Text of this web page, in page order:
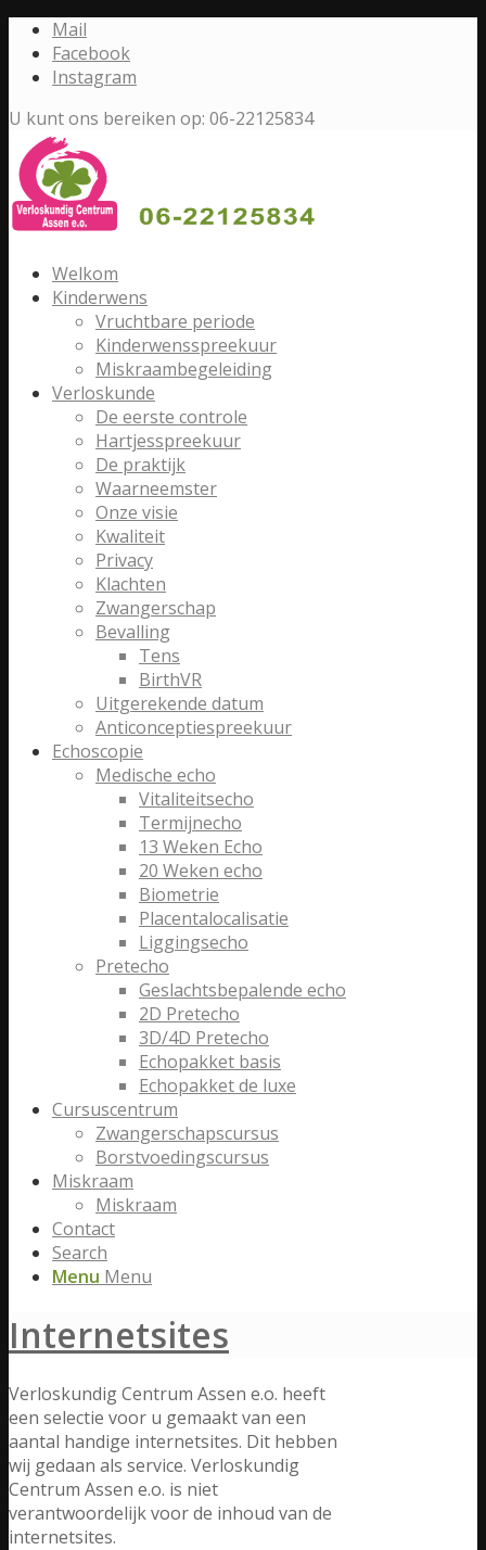
Mail
Facebook
Instagram
U kunt ons bereiken op: 06-22125834
Welkom
Kinderwens
Vruchtbare periode
Kinderwensspreekuur
Miskraambegeleiding
Verloskunde
De eerste controle
Hartjesspreekuur
De praktijk
Waarneemster
Onze visie
Kwaliteit
Privacy
Klachten
Zwangerschap
Bevalling
Tens
BirthVR
Uitgerekende datum
Anticonceptiespreekuur
Echoscopie
Medische echo
Vitaliteitsecho
Termijnecho
13 Weken Echo
20 Weken echo
Biometrie
Placentalocalisatie
Liggingsecho
Pretecho
Geslachtsbepalende echo
2D Pretecho
3D/4D Pretecho
Echopakket basis
Echopakket de luxe
Cursuscentrum
Zwangerschapscursus
Borstvoedingscursus
Miskraam
Miskraam
Contact
Search
Menu Menu
Internetsites
Verloskundig Centrum Assen e.o. heeft
een selectie voor u gemaakt van een
aantal handige internetsites. Dit hebben
wij gedaan als service. Verloskundig
Centrum Assen e.o. is niet
verantwoordelijk voor de inhoud van de
internetsites.